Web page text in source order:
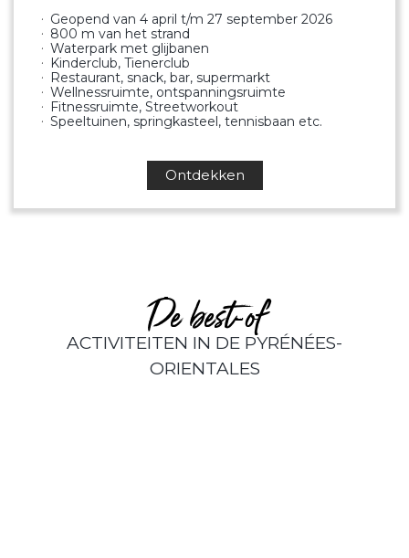
Geopend van 4 april t/m 27 september 2026
800 m van het strand
Waterpark met glijbanen
Kinderclub, Tienerclub
Restaurant, snack, bar, supermarkt
Wellnessruimte, ontspanningsruimte
Fitnessruimte, Streetworkout
Speeltuinen, springkasteel, tennisbaan etc.
Ontdekken
De best-of
ACTIVITEITEN IN DE PYRÉNÉES-
ORIENTALES